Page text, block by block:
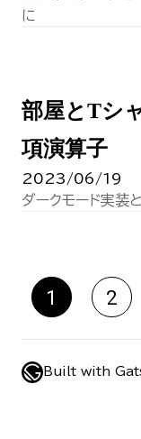
に
部屋とTシ
項演算子
2023/06/19
ダークモード実装
1 2
Built with